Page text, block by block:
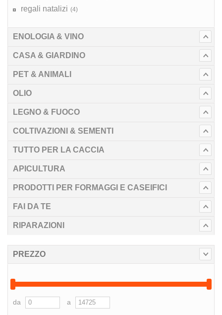
regali natalizi (4)
ENOLOGIA & VINO
CASA & GIARDINO
PET & ANIMALI
OLIO
LEGNO & FUOCO
COLTIVAZIONI & SEMENTI
TUTTO PER LA CACCIA
APICULTURA
PRODOTTI PER FORMAGGI E CASEIFICI
FAI DA TE
RIPARAZIONI
PREZZO
da a